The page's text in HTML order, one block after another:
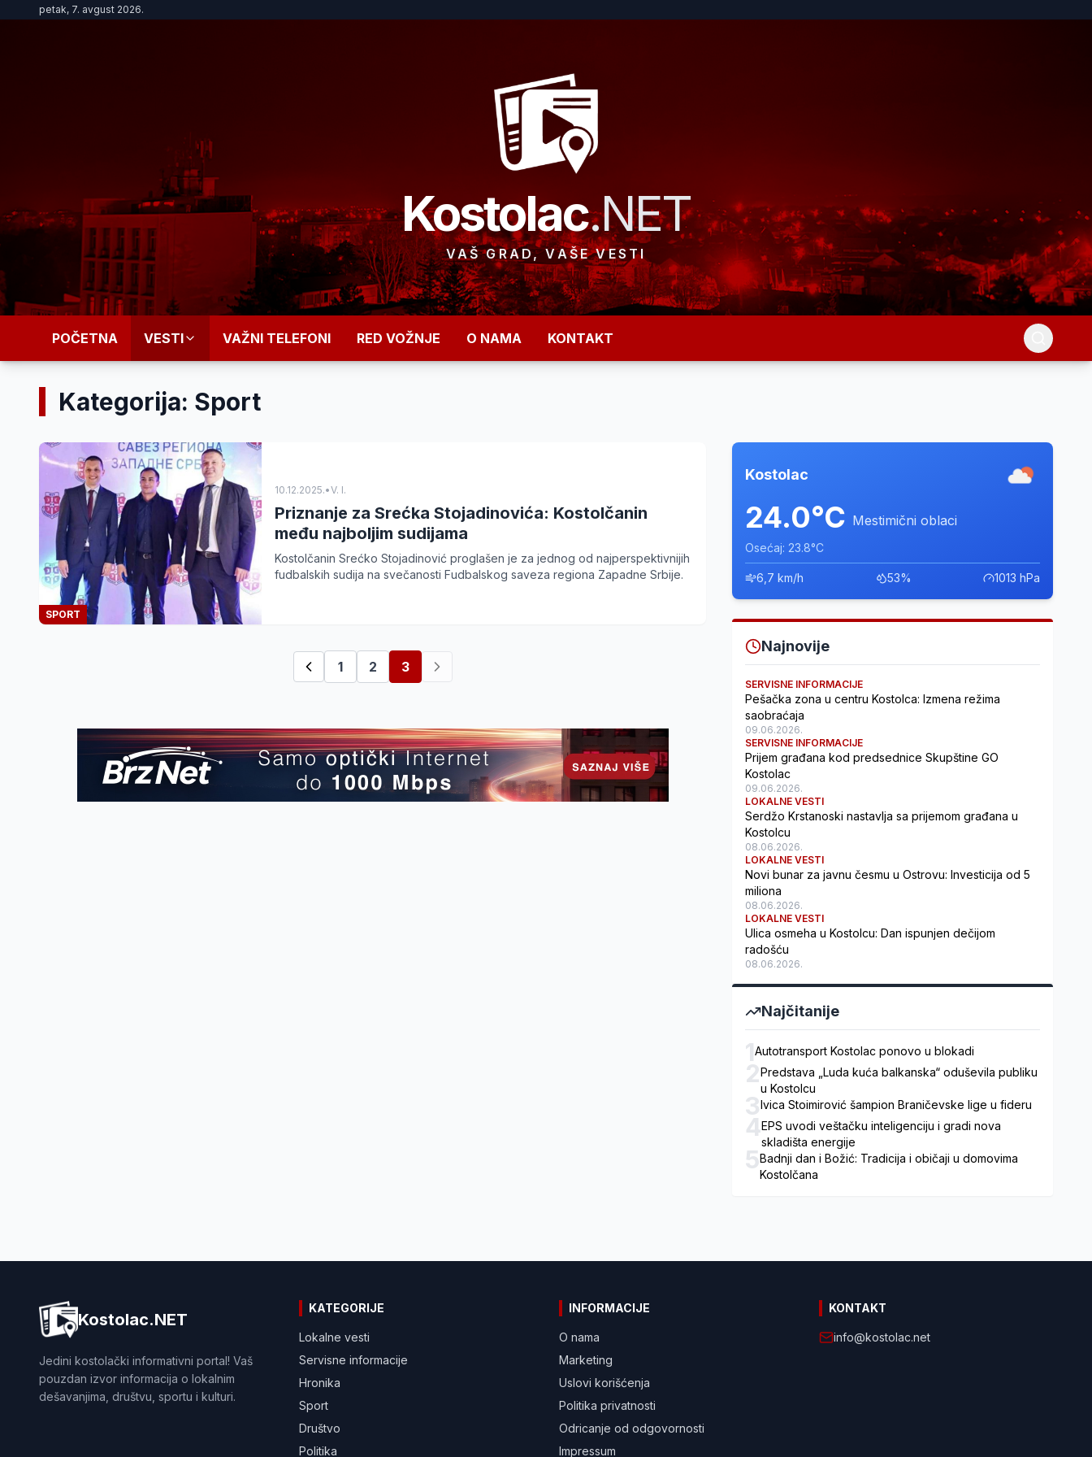
petak, 7. avgust 2026.
Kostolac.NET
VAŠ GRAD, VAŠE VESTI
POČETNA VESTI VAŽNI TELEFONI RED VOŽNJE O NAMA KONTAKT
Kategorija: Sport
SPORT
10.12.2025.•V. I.
Priznanje za Srećka Stojadinovića: Kostolčanin
među najboljim sudijama
Kostolčanin Srećko Stojadinović proglašen je za jednog od najperspektivnijih
fudbalskih sudija na svečanosti Fudbalskog saveza regiona Zapadne Srbije.
1 2 3
Kostolac
24.0°C Mestimični oblaci
Osećaj: 23.8°C
6,7 km/h 53% 1013 hPa
Najnovije
SERVISNE INFORMACIJE
Pešačka zona u centru Kostolca: Izmena režima
saobraćaja
09.06.2026.
SERVISNE INFORMACIJE
Prijem građana kod predsednice Skupštine GO
Kostolac
09.06.2026.
LOKALNE VESTI
Serdžo Krstanoski nastavlja sa prijemom građana u
Kostolcu
08.06.2026.
LOKALNE VESTI
Novi bunar za javnu česmu u Ostrovu: Investicija od 5
miliona
08.06.2026.
LOKALNE VESTI
Ulica osmeha u Kostolcu: Dan ispunjen dečijom
radošću
08.06.2026.
Najčitanije
1Autotransport Kostolac ponovo u blokadi
2Predstava „Luda kuća balkanska“ oduševila publiku
u Kostolcu
3Ivica Stoimirović šampion Braničevske lige u fideru
4EPS uvodi veštačku inteligenciju i gradi nova
skladišta energije
5Badnji dan i Božić: Tradicija i običaji u domovima
Kostolčana
Kostolac.NET
Jedini kostolački informativni portal! Vaš
pouzdan izvor informacija o lokalnim
dešavanjima, društvu, sportu i kulturi.
KATEGORIJE
Lokalne vesti
Servisne informacije
Hronika
Sport
Društvo
Politika
INFORMACIJE
O nama
Marketing
Uslovi korišćenja
Politika privatnosti
Odricanje od odgovornosti
Impressum
KONTAKT
info@kostolac.net